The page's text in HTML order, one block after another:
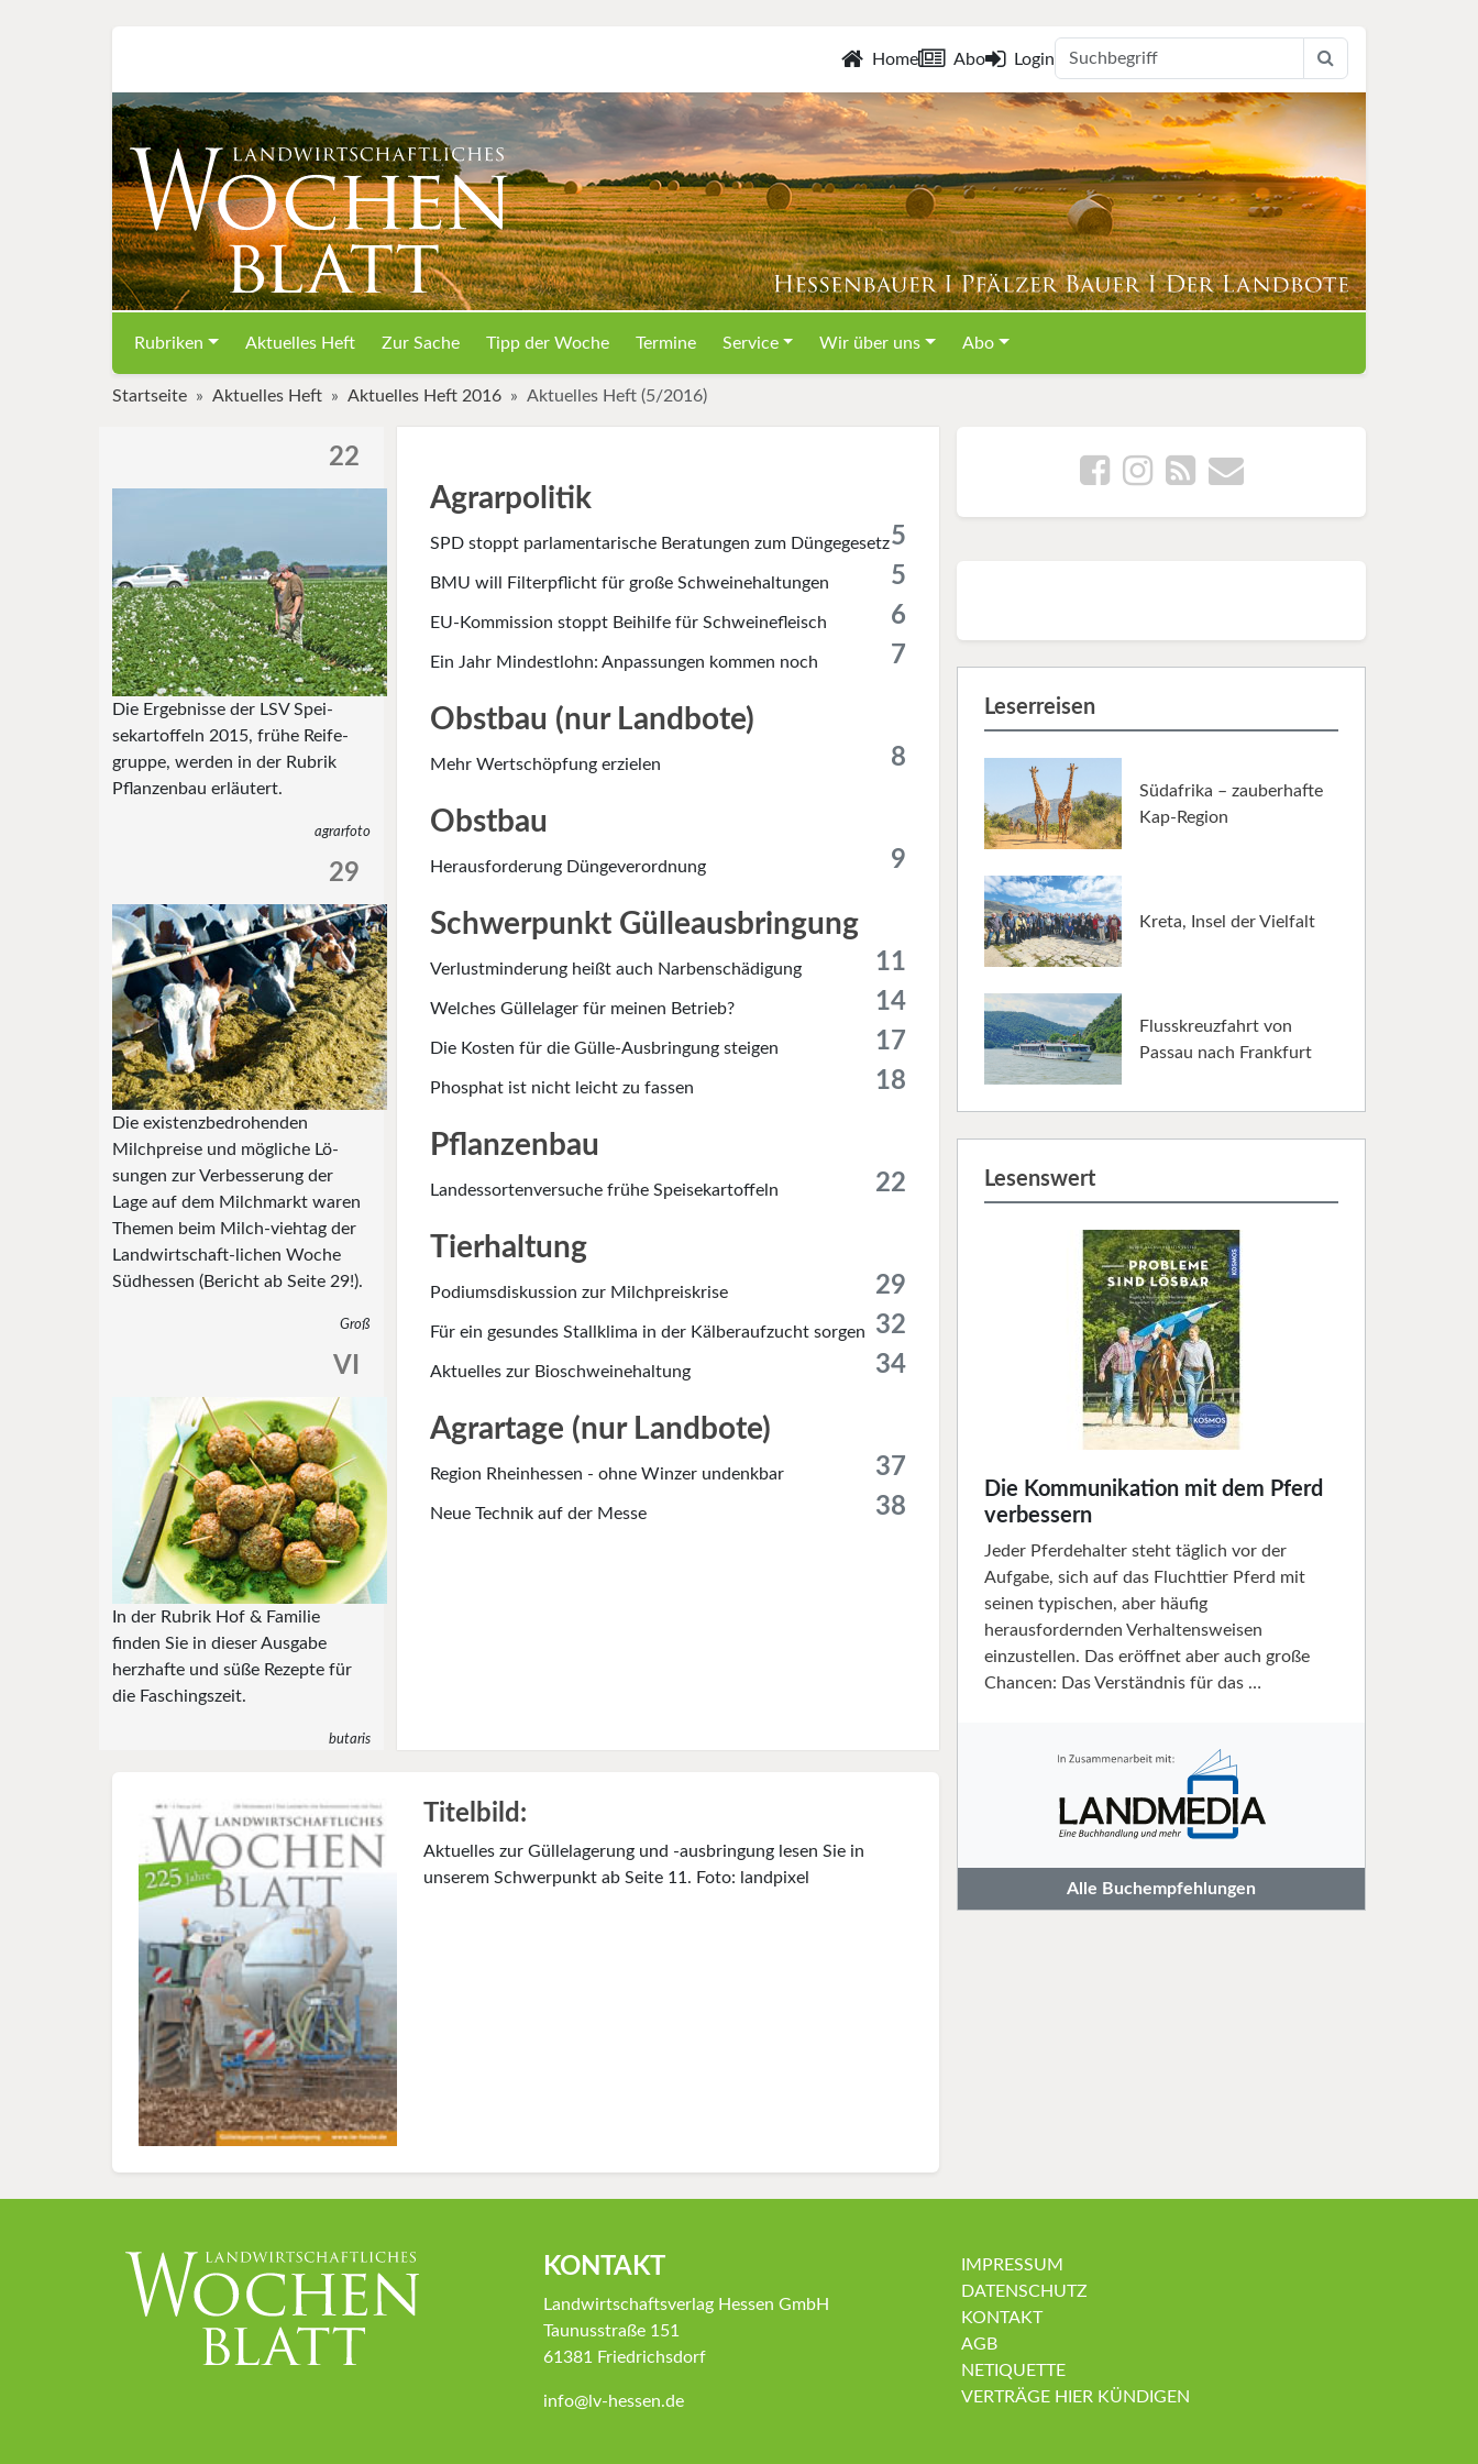
Home Abo Login
Rubriken Aktuelles Heft Zur Sache Tipp der Woche Termine Service Wir über uns Abo
Startseite Aktuelles Heft Aktuelles Heft 2016 Aktuelles Heft (5/2016)
22
Die Ergebnisse der LSV Spei-
sekartoffeln 2015, frühe Reife-
gruppe, werden in der Rubrik
Pflanzenbau erläutert.
agrarfoto
29
Die existenzbedrohenden
Milchpreise und mögliche Lö-
sungen zur Verbesserung der
Lage auf dem Milchmarkt waren
Themen beim Milch-viehtag der
Landwirtschaft-lichen Woche
Südhessen (Bericht ab Seite 29!).
Groß
VI
In der Rubrik Hof & Familie
finden Sie in dieser Ausgabe
herzhafte und süße Rezepte für
die Faschingszeit.
butaris
Agrarpolitik
SPD stoppt parlamentarische Beratungen zum Düngegesetz5
BMU will Filterpflicht für große Schweinehaltungen 5
EU-Kommission stoppt Beihilfe für Schweinefleisch 6
Ein Jahr Mindestlohn: Anpassungen kommen noch 7
Obstbau (nur Landbote)
Mehr Wertschöpfung erzielen 8
Obstbau
Herausforderung Düngeverordnung 9
Schwerpunkt Gülleausbringung
Verlustminderung heißt auch Narbenschädigung 11
Welches Güllelager für meinen Betrieb? 14
Die Kosten für die Gülle-Ausbringung steigen 17
Phosphat ist nicht leicht zu fassen 18
Pflanzenbau
Landessortenversuche frühe Speisekartoffeln 22
Tierhaltung
Podiumsdiskussion zur Milchpreiskrise 29
Für ein gesundes Stallklima in der Kälberaufzucht sorgen 32
Aktuelles zur Bioschweinehaltung 34
Agrartage (nur Landbote)
Region Rheinhessen - ohne Winzer undenkbar 37
Neue Technik auf der Messe 38
Titelbild:
Aktuelles zur Güllelagerung und -ausbringung lesen Sie in
unserem Schwerpunkt ab Seite 11. Foto: landpixel
Leserreisen
Südafrika – zauberhafte
Kap-Region
Kreta, Insel der Vielfalt
Flusskreuzfahrt von
Passau nach Frankfurt
Lesenswert
Die Kommunikation mit dem Pferd
verbessern
Jeder Pferdehalter steht täglich vor der
Aufgabe, sich auf das Fluchttier Pferd mit
seinen typischen, aber häufig
herausfordernden Verhaltensweisen
einzustellen. Das eröffnet aber auch große
Chancen: Das Verständnis für das …
Alle Buchempfehlungen
KONTAKT
Landwirtschaftsverlag Hessen GmbH
Taunusstraße 151
61381 Friedrichsdorf
info@lv-hessen.de
IMPRESSUM
DATENSCHUTZ
KONTAKT
AGB
NETIQUETTE
VERTRÄGE HIER KÜNDIGEN